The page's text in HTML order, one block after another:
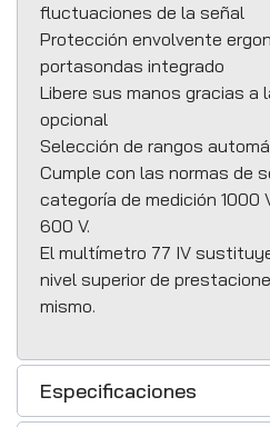
fluctuaciones de la señal
Protección envolvente
portasondas integrado
Libere sus manos gracias a
opcional
Selección de rangos
Cumple con las normas de
categoría de medición 1000
600 V.
El multímetro 77 IV
nivel superior de
mismo.
Especificaciones